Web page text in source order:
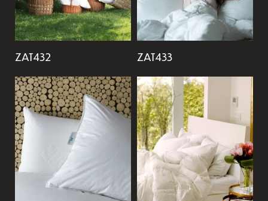
ZAT432 ZAT433